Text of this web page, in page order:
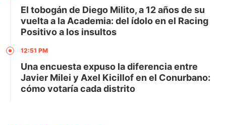
El tobogán de Diego Milito, a 12 años de su
vuelta a la Academia: del ídolo en el Racing
Positivo a los insultos
12:51 PM
Una encuesta expuso la diferencia entre
Javier Milei y Axel Kicillof en el Conurbano:
cómo votaría cada distrito